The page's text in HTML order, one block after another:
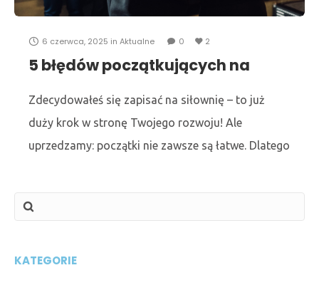
6 czerwca, 2025 in Aktualne 0 2
5 błędów początkujących na
Zdecydowałeś się zapisać na siłownię – to już
duży krok w stronę Twojego rozwoju! Ale
uprzedzamy: początki nie zawsze są łatwe. Dlatego
błędów, które popełniają
KATEGORIE